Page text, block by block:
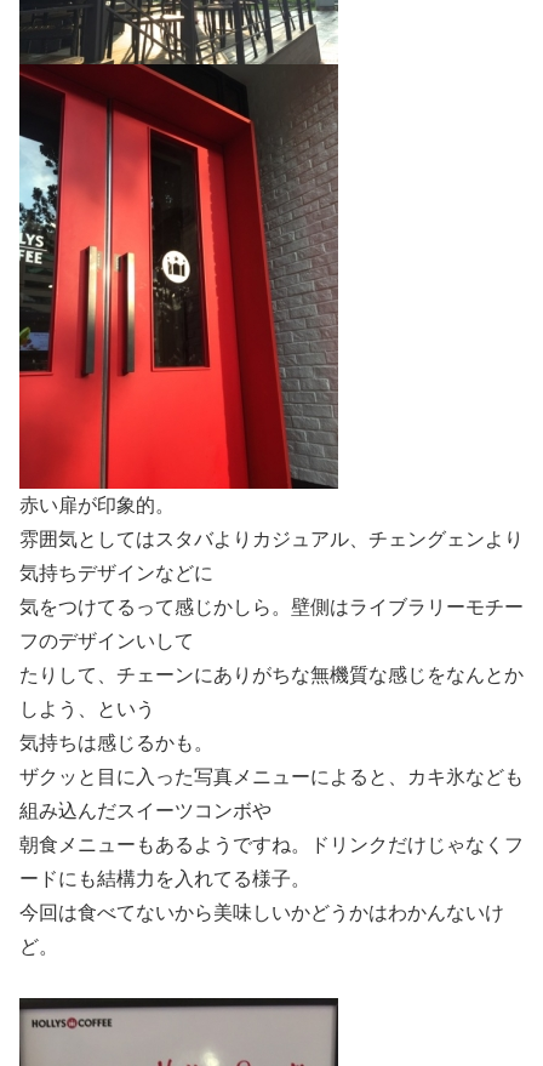
赤い扉が印象的。
雰囲気としてはスタバよりカジュアル、チェングェンより
気持ちデザインなどに
気をつけてるって感じかしら。壁側はライブラリーモチー
フのデザインいして
たりして、チェーンにありがちな無機質な感じをなんとか
しよう、という
気持ちは感じるかも。
ザクッと目に入った写真メニューによると、カキ氷なども
組み込んだスイーツコンボや
朝食メニューもあるようですね。ドリンクだけじゃなくフ
ードにも結構力を入れてる様子。
今回は食べてないから美味しいかどうかはわかんないけ
ど。